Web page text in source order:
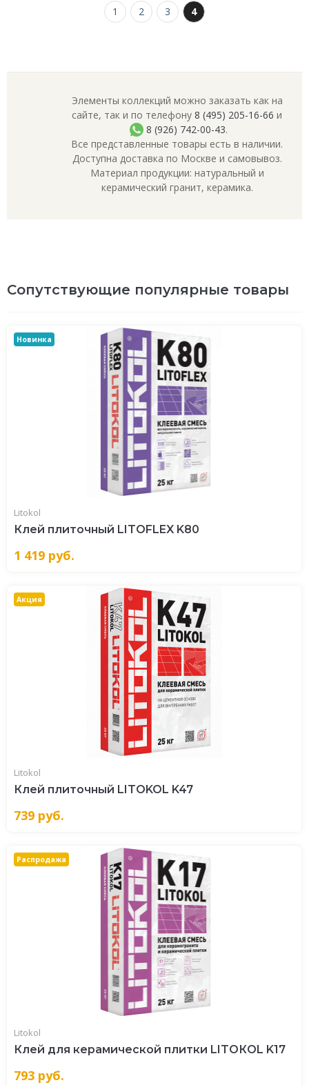
1 2 3 4
Элементы коллекций можно заказать как на
сайте, так и по телефону 8 (495) 205-16-66 и
8 (926) 742-00-43.
Все представленные товары есть в наличии.
Доступна доставка по Москве и самовывоз.
Материал продукции: натуральный и
керамический гранит, керамика.
Сопутствующие популярные товары
Новинка
Litokol
Клей плиточный LITOFLEX K80
1 419 руб.
Акция
Litokol
Клей плиточный LITOKOL K47
739 руб.
Распродажа
Litokol
Клей для керамической плитки LITOКOL K17
793 руб.